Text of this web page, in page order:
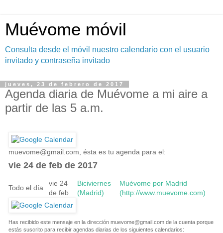
Muévome móvil
Consulta desde el móvil nuestro calendario con el usuario
invitado y contraseña invitado
jueves, 23 de febrero de 2017
Agenda diaria de Muévome a mi aire a
partir de las 5 a.m.
muevome@gmail.com , ésta es tu agenda para el:
vie 24 de feb de 2017
Todo el día
vie 24
de feb
Biciviernes
(Madrid)
Muévome por Madrid
(http://www.muevome.com)
Has recibido este mensaje en la dirección muevome@gmail.com de la cuenta porque
estás suscrito para recibir agendas diarias de los siguientes calendarios: